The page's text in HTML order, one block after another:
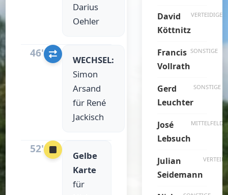
Darius
Oehler
46'
WECHSEL:
Simon
Arsand
für René
Jackisch
52'
Gelbe
Karte
für
David
Köttnitz
VERTEIDIGER
Francis
Vollrath
SONSTIGE
Gerd
Leuchter
SONSTIGE
José
Lebsuch
MITTELFELD
Julian
Seidemann